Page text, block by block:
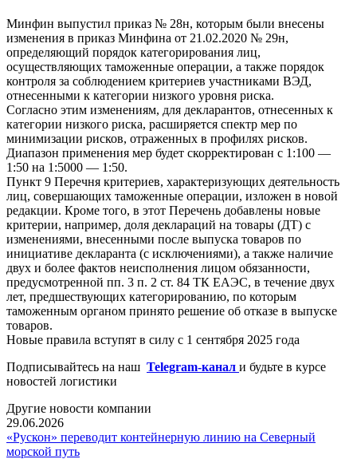
Минфин выпустил приказ № 28н, которым были внесены
изменения в приказ Минфина от 21.02.2020 № 29н,
определяющий порядок категорирования лиц,
осуществляющих таможенные операции, а также порядок
контроля за соблюдением критериев участниками ВЭД,
отнесенными к категории низкого уровня риска.
Согласно этим изменениям, для декларантов, отнесенных к
категории низкого риска, расширяется спектр мер по
минимизации рисков, отраженных в профилях рисков.
Диапазон применения мер будет скорректирован с 1:100 —
1:50 на 1:5000 — 1:50.
Пункт 9 Перечня критериев, характеризующих деятельность
лиц, совершающих таможенные операции, изложен в новой
редакции. Кроме того, в этот Перечень добавлены новые
критерии, например, доля деклараций на товары (ДТ) с
изменениями, внесенными после выпуска товаров по
инициативе декларанта (с исключениями), а также наличие
двух и более фактов неисполнения лицом обязанности,
предусмотренной пп. 3 п. 2 ст. 84 ТК ЕАЭС, в течение двух
лет, предшествующих категорированию, по которым
таможенным органом принято решение об отказе в выпуске
товаров.
Новые правила вступят в силу с 1 сентября 2025 года
Подписывайтесь на наш Telegram-канал и будьте в курсе
новостей логистики
Другие новости компании
29.06.2026
«Рускон» переводит контейнерную линию на Северный
морской путь